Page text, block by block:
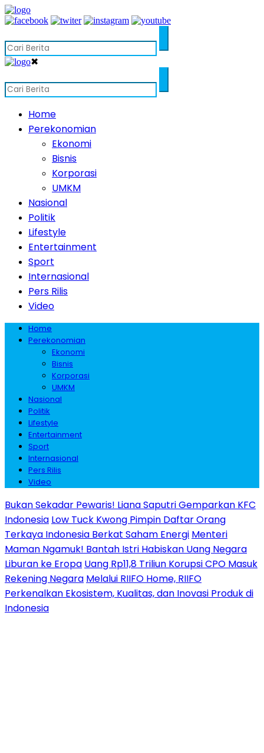
✖
Home
Perekonomian
Ekonomi
Bisnis
Korporasi
UMKM
Nasional
Politik
Lifestyle
Entertainment
Sport
Internasional
Pers Rilis
Video
Home
Perekonomian
Ekonomi
Bisnis
Korporasi
UMKM
Nasional
Politik
Lifestyle
Entertainment
Sport
Internasional
Pers Rilis
Video
Bukan Sekadar Pewaris! Liana Saputri Gemparkan KFC
Indonesia Low Tuck Kwong Pimpin Daftar Orang
Terkaya Indonesia Berkat Saham Energi Menteri
Maman Ngamuk! Bantah Istri Habiskan Uang Negara
Liburan ke Eropa Uang Rp11,8 Triliun Korupsi CPO Masuk
Rekening Negara Melalui RIIFO Home, RIIFO
Perkenalkan Ekosistem, Kualitas, dan Inovasi Produk di
Indonesia